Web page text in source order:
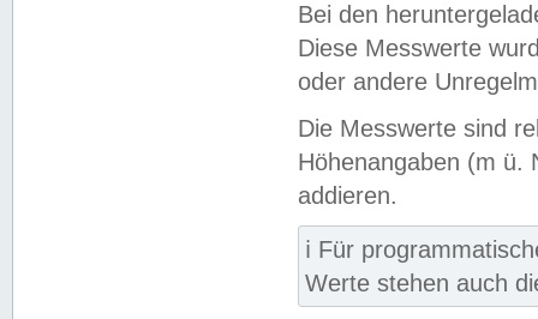
Bei den
Diese Messwerte
oder andere
Die Messwerte sind
Höhenangaben (m ü.
addieren.
ℹ️ Für
Werte stehen auch